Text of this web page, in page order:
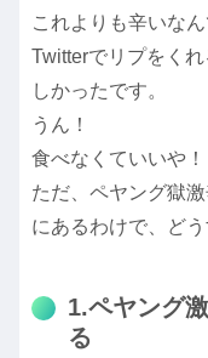
これよりも辛いな
Twitterでリプをく
しかったです。
うん！
食べなくていいや！
ただ、ペヤング獄
にあるわけで、どう
1.ペヤング
る